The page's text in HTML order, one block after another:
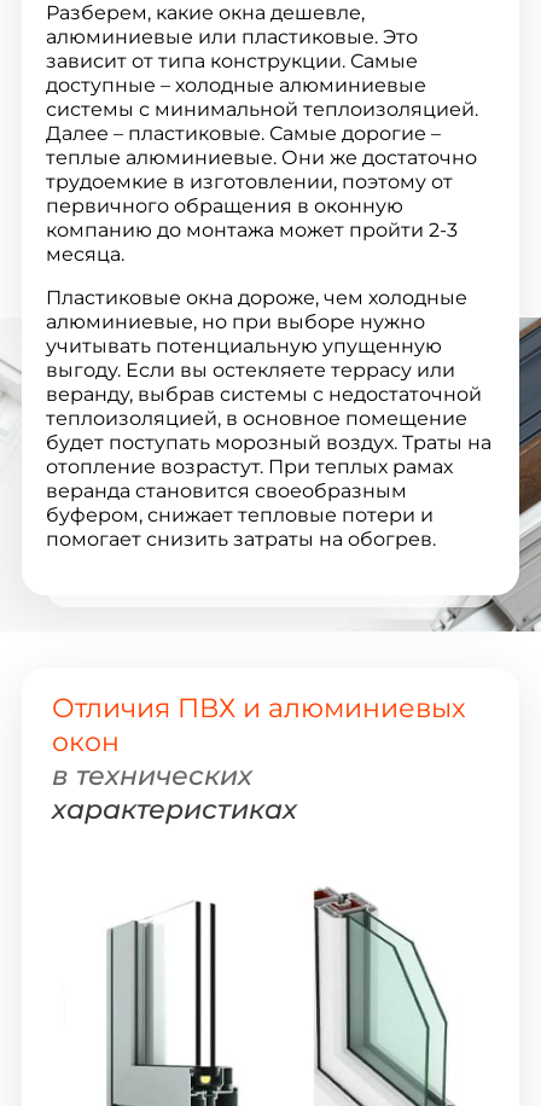
Разберем, какие окна дешевле,
алюминиевые или пластиковые. Это
зависит от типа конструкции. Самые
доступные – холодные алюминиевые
системы с минимальной теплоизоляцией.
Далее – пластиковые. Самые дорогие –
теплые алюминиевые. Они же достаточно
трудоемкие в изготовлении, поэтому от
первичного обращения в оконную
компанию до монтажа может пройти 2-3
месяца.
Пластиковые окна дороже, чем холодные
алюминиевые, но при выборе нужно
учитывать потенциальную упущенную
выгоду. Если вы остекляете террасу или
веранду, выбрав системы с недостаточной
теплоизоляцией, в основное помещение
будет поступать морозный воздух. Траты на
отопление возрастут. При теплых рамах
веранда становится своеобразным
буфером, снижает тепловые потери и
помогает снизить затраты на обогрев.
Отличия ПВХ и алюминиевых
окон
в технических
характеристиках